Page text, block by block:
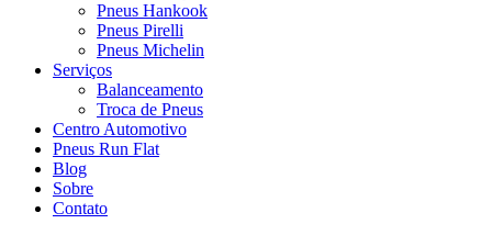
Pneus Hankook
Pneus Pirelli
Pneus Michelin
Serviços
Balanceamento
Troca de Pneus
Centro Automotivo
Pneus Run Flat
Blog
Sobre
Contato